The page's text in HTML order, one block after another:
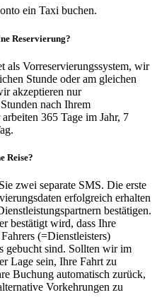
ein Taxi buchen.
Reservierung?
als Vorreservierungssystem, wir
Stunde oder am gleichen
akzeptieren nur
nach Ihrem
365 Tage im Jahr, 7
Reise?
zwei separate SMS. Die erste
erfolgreich erhalten
bestätigen.
bestätigt wird, dass Ihre
(=Dienstleisters)
gebucht sind. Sollten wir im
Lage sein, Ihre Fahrt zu
Buchung automatisch zurück,
Vorkehrungen zu